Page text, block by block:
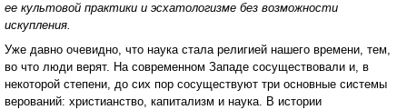
ее культовой практики и эсхатологизме без возможности
искупления.
Уже давно очевидно, что наука стала религией нашего времени, тем,
во что люди верят. На современном Западе сосуществовали и, в
некоторой степени, до сих пор сосуществуют три основные системы
верований: христианство, капитализм и наука. В истории